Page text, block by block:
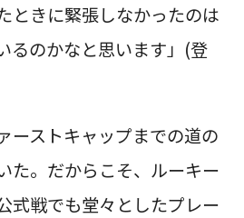
ときに緊張しなかったのは
るのかなと思います」(登
ーストキャップまでの道の
た。だからこそ、ルーキー
式戦でも堂々としたプレー